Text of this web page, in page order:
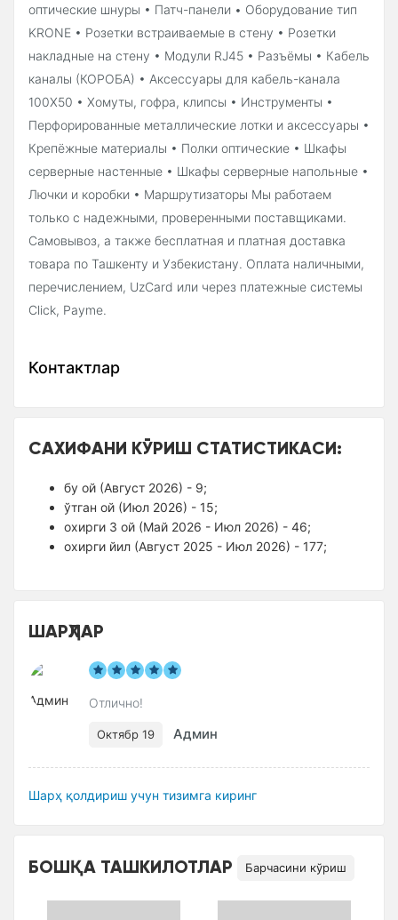
оптические шнуры • Патч-панели • Oборудование тип
KRONE • Розетки встраиваемые в стену • Розетки
накладные на стену • Модули RJ45 • Разъёмы • Кабель
каналы (КОРОБА) • Аксессуары для кабель-канала
100Х50 • Хомуты, гофра, клипсы • Инструменты •
Перфорированные металлические лотки и аксессуары •
Крепёжные материалы • Полки оптические • Шкафы
серверные настенные • Шкафы серверные напольные •
Лючки и коробки • Маршрутизаторы Мы работаем
только с надежными, проверенными поставщиками.
Самовывоз, а также бесплатная и платная доставка
товара по Ташкенту и Узбекистану. Оплата наличными,
перечислением, UzCard или через платежные системы
Click, Payme.
Контактлар
САХИФАНИ КЎРИШ СТАТИСТИКАСИ:
бу ой (Август 2026) - 9;
ўтган ой (Июл 2026) - 15;
оxирги 3 ой (Май 2026 - Июл 2026) - 46;
оxирги йил (Август 2025 - Июл 2026) - 177;
ШАРҲЛАР
Отлично!
Октябр 19 Админ
Шарҳ қолдириш учун тизимга киринг
БОШҚА ТАШКИЛОТЛАР Барчасини кўриш